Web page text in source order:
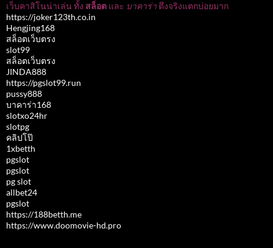
เว็บคาสิโนน่าเล่น ทั้ง สล็อต และ บาคาร่า ตึงจริงแตกบ่อยมาก
https://joker123th.co.in
Hengjing168
สล็อตเว็บตรง
slot99
สล็อตเว็บตรง
JINDA888
https://pgslot99.run
pussy888
บาคาร่า168
slotxo24hr
slotpg
คลิปโป๊
1xbetth
pgslot
pgslot
pg slot
allbet24
pgslot
https://188betth.me
https://www.doomovie-hd.pro